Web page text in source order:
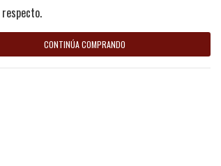
CONTINÚA COMPRANDO